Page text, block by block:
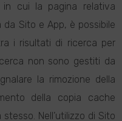
cui la pagina relativa
Sito e App, è possibile
i risultati di ricerca per
non sono gestiti da
la rimozione della
della copia cache
Nell’utilizzo di Sito